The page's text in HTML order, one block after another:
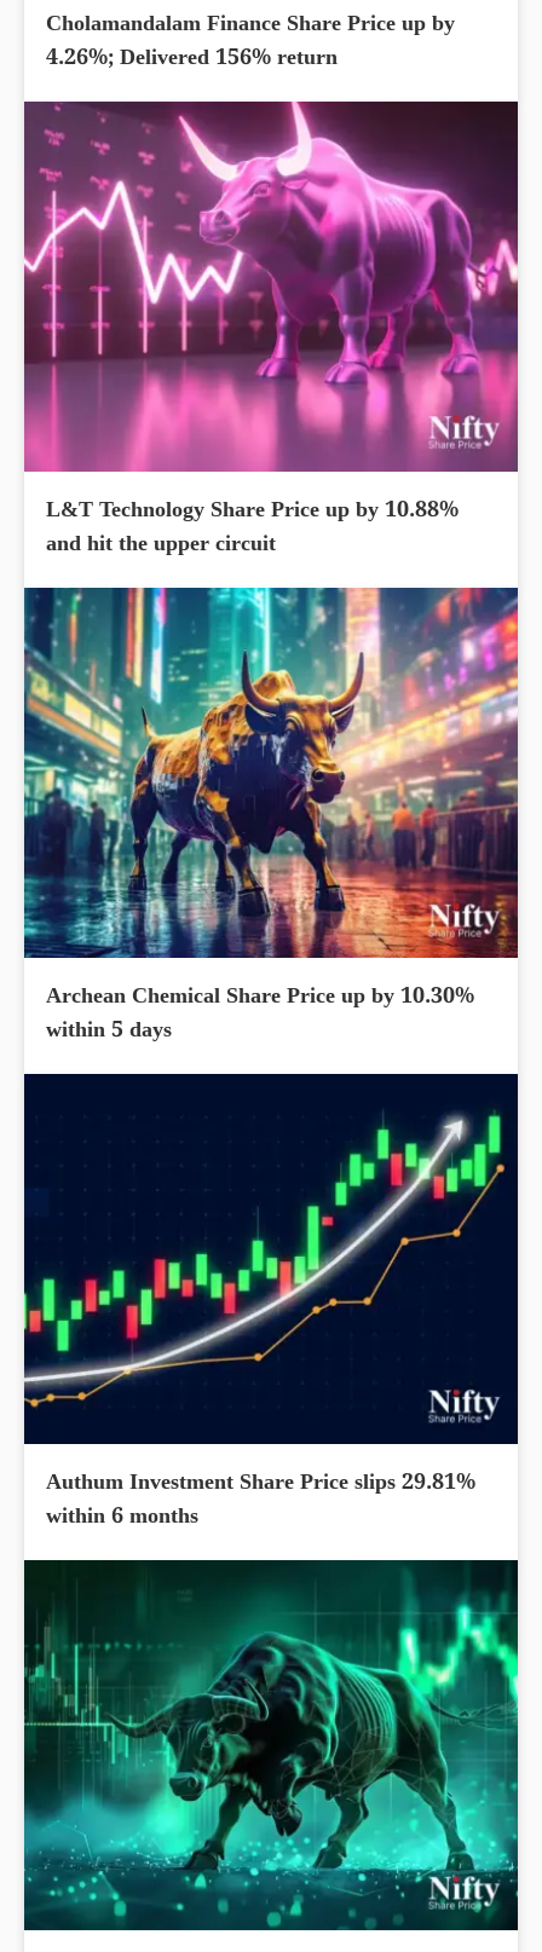
Cholamandalam Finance Share Price up by
4.26%; Delivered 156% return
L&T Technology Share Price up by 10.88%
and hit the upper circuit
Archean Chemical Share Price up by 10.30%
within 5 days
Authum Investment Share Price slips 29.81%
within 6 months